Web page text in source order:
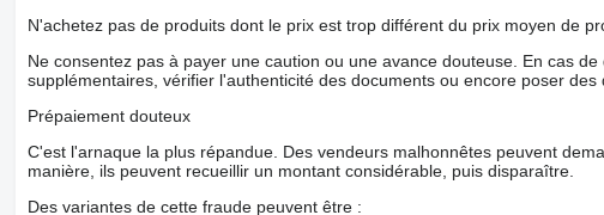
N'achetez pas de produits dont le prix est trop différent du prix moyen de
Ne consentez pas à payer une caution ou une avance douteuse. En cas
supplémentaires, vérifier l'authenticité des documents ou encore poser des
Prépaiement douteux
C'est l'arnaque la plus répandue. Des vendeurs malhonnêtes peuvent
manière, ils peuvent recueillir un montant considérable, puis disparaître.
Des variantes de cette fraude peuvent être :